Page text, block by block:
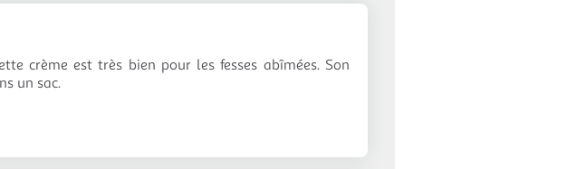
crème est très bien pour les fesses abîmées. Son
un sac.